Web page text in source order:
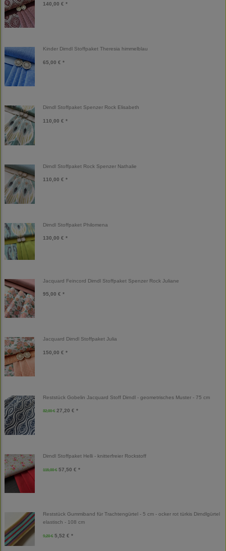
140,00 € *
Kinder Dirndl Stoffpaket Theresia himmelblau
65,00 € *
Dirndl Stoffpaket Spenzer Rock Elisabeth
110,00 € *
Dirndl Stoffpaket Rock Spenzer Nathalie
110,00 € *
Dirndl Stoffpaket Philomena
130,00 € *
Jacquard Feincord Dirndl Stoffpaket Spenzer Rock Juliane
95,00 € *
Jacquard Dirndl Stoffpaket Julia
150,00 € *
Reststück Gobelin Jacquard Stoff Dirndl - geometrisches Muster - 75 cm
32,00 € 27,20 € *
Dirndl Stoffpaket Helli - knitterfreier Rockstoff
115,00 € 57,50 € *
Reststück Gummiband für Trachtengürtel - 5 cm - ocker rot türkis Dirndlgürtel
elastisch - 108 cm
9,20 € 5,52 € *